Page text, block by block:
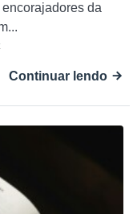
da
Continuar lendo